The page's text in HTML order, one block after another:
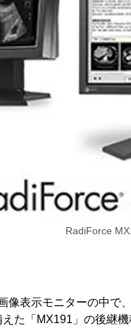
RadiForce
像表示モニターの中
た「MX191」の後継機